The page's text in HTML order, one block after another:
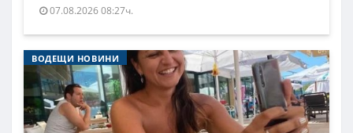
07.08.2026 08:27ч.
ВОДЕЩИ НОВИНИ